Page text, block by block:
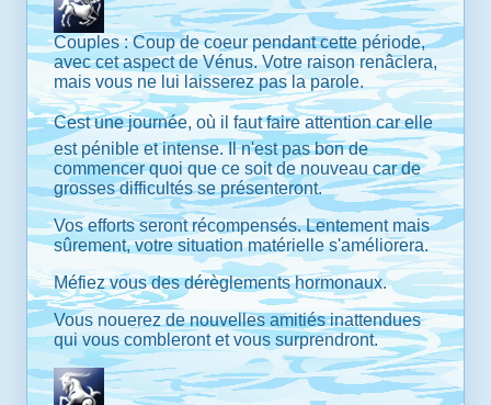
Couples : Coup de coeur pendant cette période,
avec cet aspect de Vénus. Votre raison renâclera,
mais vous ne lui laisserez pas la parole.
Cest une journée, où il faut faire attention car elle
est pénible et intense. Il n'est pas bon de
commencer quoi que ce soit de nouveau car de
grosses difficultés se présenteront.
Vos efforts seront récompensés. Lentement mais
sûrement, votre situation matérielle s'améliorera.
Méfiez vous des dérèglements hormonaux.
Vous nouerez de nouvelles amitiés inattendues
qui vous combleront et vous surprendront.